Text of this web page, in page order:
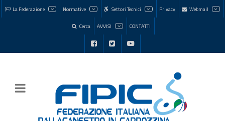
La Federazione Normative Settori Tecnici Privacy Webmail
Cerca AVVISI CONTATTI